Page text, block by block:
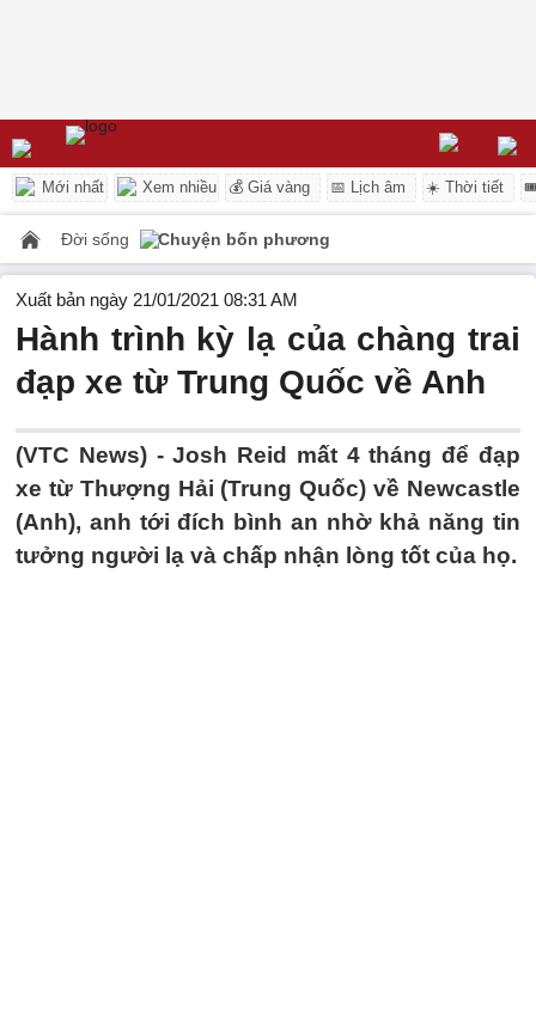
Mới nhất Xem nhiều 💰 Giá vàng 📅 Lịch âm ☀️ Thời tiết
Đời sống Chuyện bốn phương
Xuất bản ngày 21/01/2021 08:31 AM
Hành trình kỳ lạ của chàng trai
đạp xe từ Trung Quốc về Anh
(VTC News) -Josh Reid mất 4 tháng để đạp
xe từ Thượng Hải (Trung Quốc) về Newcastle
(Anh), anh tới đích bình an nhờ khả năng tin
tưởng người lạ và chấp nhận lòng tốt của họ.